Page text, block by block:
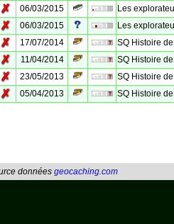
✗ 06/03/2015
Les
✗ 06/03/2015
Les
✗ 17/07/2014
SQ Histoire
✗ 11/04/2014
SQ Histoire
✗ 23/05/2013
SQ Histoire
✗ 05/04/2013 SQ Histoire
données geocaching.com